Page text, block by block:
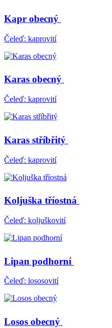
Kapr obecný
Čeleď: kaprovití
Karas obecný
Čeleď: kaprovití
Karas stříbřitý
Čeleď: kaprovití
Koljuška tříostná
Čeleď: koljuškovití
Lipan podhorní
Čeleď: lososovití
Losos obecný